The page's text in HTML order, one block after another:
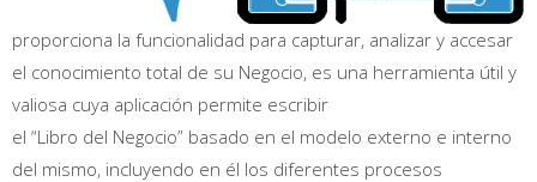
proporciona la funcionalidad para capturar, analizar y accesar
el conocimiento total de su Negocio, es una herramienta útil y
valiosa cuya aplicación permite escribir
el “Libro del Negocio” basado en el modelo externo e interno
del mismo, incluyendo en él los diferentes procesos